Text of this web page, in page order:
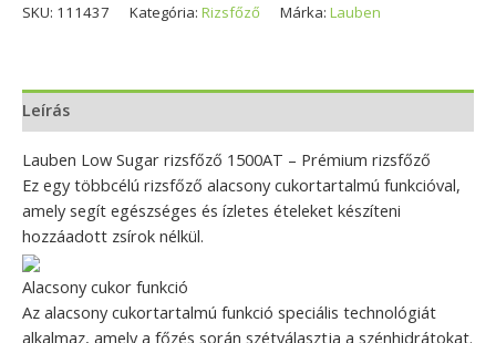
SKU: 111437 Kategória: Rizsfőző Márka: Lauben
Leírás
Lauben Low Sugar rizsfőző 1500AT – Prémium rizsfőző
Ez egy többcélú rizsfőző alacsony cukortartalmú funkcióval,
amely segít egészséges és ízletes ételeket készíteni
hozzáadott zsírok nélkül.
Alacsony cukor funkció
Az alacsony cukortartalmú funkció speciális technológiát
alkalmaz, amely a főzés során szétválasztja a szénhidrátokat.